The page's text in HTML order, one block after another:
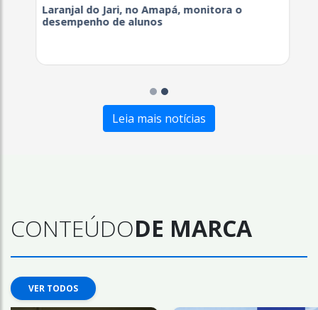
Laranjal do Jari, no Amapá, monitora o
desempenho de alunos
Leia mais notícias
CONTEÚDODE MARCA
VER TODOS